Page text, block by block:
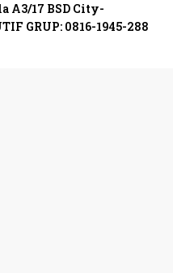
A3/17 BSD City-
GRUP: 0816-1945-288